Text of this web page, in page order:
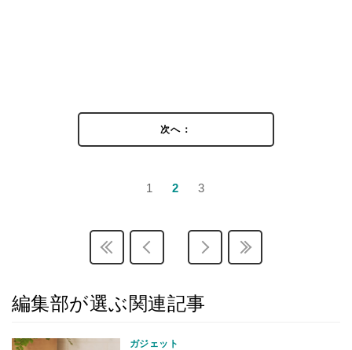
次へ：
1 2 3
編集部が選ぶ関連記事
ガジェット